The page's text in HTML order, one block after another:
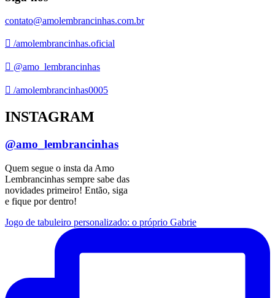
contato@amolembrancinhas.com.br
/amolembrancinhas.oficial
@amo_lembrancinhas
/amolembrancinhas0005
INSTAGRAM
@amo_lembrancinhas
Quem segue o insta da Amo
Lembrancinhas sempre sabe das
novidades primeiro! Então, siga
e fique por dentro!
Jogo de tabuleiro personalizado: o próprio Gabrie